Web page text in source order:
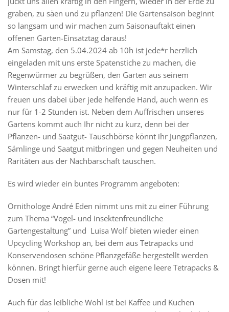
graben, zu säen und zu pflanzen! Die Gartensaison beginnt
so langsam und wir machen zum Saisonauftakt einen
offenen Garten-Einsatztag daraus!
Am Samstag, den 5.04.2024 ab 10h ist jede*r herzlich
eingeladen mit uns erste Spatenstiche zu machen, die
Regenwürmer zu begrüßen, den Garten aus seinem
Winterschlaf zu erwecken und kräftig mit anzupacken. Wir
freuen uns dabei über jede helfende Hand, auch wenn es
nur für 1-2 Stunden ist. Neben dem Auffrischen unseres
Gartens kommt auch Ihr nicht zu kurz, denn bei der
Pflanzen- und Saatgut- Tauschbörse könnt ihr Jungpflanzen,
Sämlinge und Saatgut mitbringen und gegen Neuheiten und
Raritäten aus der Nachbarschaft tauschen.
Es wird wieder ein buntes Programm angeboten:
Ornithologe André Eden nimmt uns mit zu einer Führung
zum Thema “Vogel- und insektenfreundliche
Gartengestaltung” und Luisa Wolf bieten wieder einen
Upcycling Workshop an, bei dem aus Tetrapacks und
Konservendosen schöne Pflanzgefäße hergestellt werden
können. Bringt hierfür gerne auch eigene leere Tetrapacks &
Dosen mit!
Auch für das leibliche Wohl ist bei Kaffee und Kuchen